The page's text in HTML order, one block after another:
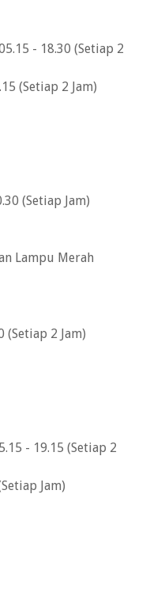
- 18.30 (Setiap 2
(Setiap 2 Jam)
(Setiap Jam)
Lampu Merah
(Setiap 2 Jam)
- 19.15 (Setiap 2
Jam)